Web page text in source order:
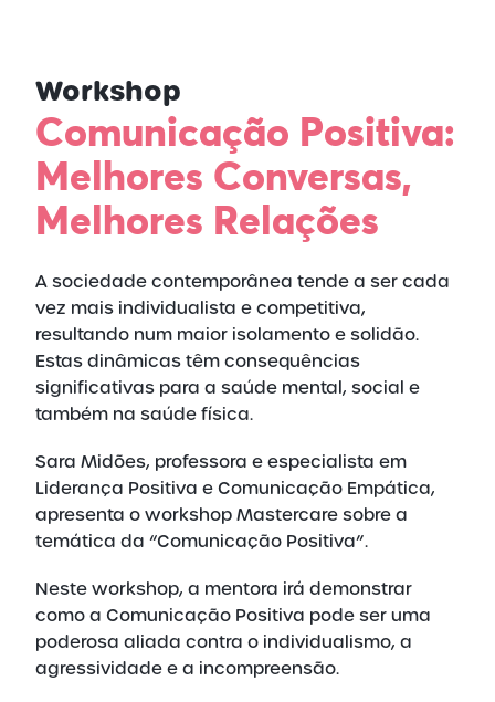
Workshop
Comunicação Positiva:
Melhores Conversas,
Melhores Relações
A sociedade contemporânea tende a ser cada
vez mais individualista e competitiva,
resultando num maior isolamento e solidão.
Estas dinâmicas têm consequências
significativas para a saúde mental, social e
também na saúde física.
Sara Midões, professora e especialista em
Liderança Positiva e Comunicação Empática,
apresenta o workshop Mastercare sobre a
temática da “Comunicação Positiva”.
Neste workshop, a mentora irá demonstrar
como a Comunicação Positiva pode ser uma
poderosa aliada contra o individualismo, a
agressividade e a incompreensão.